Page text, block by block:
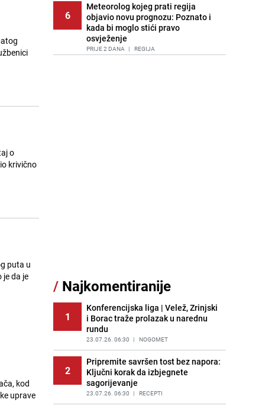
o
krivično
puta u
da je
kod
uprave
6
Meteorolog kojeg prati regija
objavio novu prognozu: Poznato i
kada bi moglo stići pravo
osvježenje
PRIJE 2 DANA | REGIJA
11
KS opkolili zgradu
LOKALNE TEME
12
Šta se dešava u sarajevskom
naselju Vraca? Policija zaprimila
dojavu, izašli na teren
PRIJE 2 DANA | CRNA HRONIKA
13
Pijana sjela za volan: Osiguranje
odbilo isplatu štete na vozilu koje je
slupala Anja Ljubojević
PRIJE 1 DAN | BOSNA I HERCEGOVINA
/ Najkomentiranije
1
Konferencijska liga | Velež, Zrinjski
i Borac traže prolazak u narednu
rundu
23.07.26. 06:30 | NOGOMET
2
Pripremite savršen tost bez napora:
Ključni korak da izbjegnete
sagorijevanje
23.07.26. 06:30 | RECEPTI